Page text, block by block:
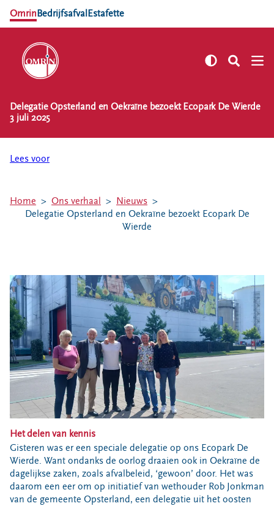
OmrinBedrijfsafval Estafette
NL EN
Zelf regelen
Afvalkalender
Milieustraten
Bouwcontainer huren
Ons verhaal
Nieuws
Ontdek Omrin
Over Omrin
Hier werken we aan
Ecopark De Wierde
Reststoffen Energie Centrale
Projecten
Contact
Storing, klacht of vraag
Klantenservice SYP
Delegatie Opsterland en Oekraïne bezoekt Ecopark De Wierde
3 juli 2025
Lees voor
Home Ons verhaal
Nieuws
Delegatie Opsterland en Oekraïne bezoekt Ecopark De
Wierde
Het delen van kennis
Gisteren was er een speciale delegatie op ons Ecopark De
Wierde. Want ondanks de oorlog draaien ook in Oekraïne de
dagelijkse zaken, zoals afvalbeleid, ‘gewoon’ door. Het was
daarom een eer om op initiatief van wethouder Rob Jonkman
van de gemeente Opsterland, een delegatie uit het oosten